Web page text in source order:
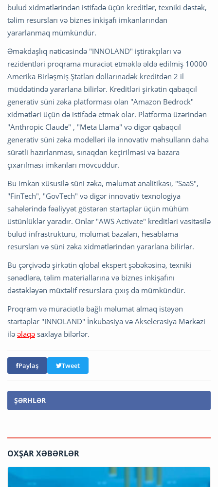
bulud xidmətlərindən istifadə üçün kreditlər, texniki dəstək,
təlim resursları və biznes inkişafı imkanlarından
yararlanmaq mümkündür.
Əməkdaşlıq nəticəsində "INNOLAND" iştirakçıları və
rezidentləri proqrama müraciət etməklə əldə edilmiş 10000
Amerika Birləşmiş Ştatları dollarınadək kreditdən 2 il
müddətində yararlana bilirlər. Kreditləri şirkətin qabaqcıl
generativ süni zəka platforması olan "Amazon Bedrock"
xidmətləri üçün də istifadə etmək olar. Platforma üzərindən
"Anthropic Claude" , "Meta Llama" və digər qabaqcıl
generativ süni zəka modelləri ilə innovativ məhsulların daha
sürətli hazırlanması, sınaqdan keçirilməsi və bazara
çıxarılması imkanları mövcuddur.
Bu imkan xüsusilə süni zəka, məlumat analitikası, "SaaS",
"FinTech", "GovTech" və digər innovativ texnologiya
sahələrində fəaliyyət göstərən startaplar üçün mühüm
üstünlüklər yaradır. Onlar "AWS Activate" kreditləri vasitəsilə
bulud infrastrukturu, məlumat bazaları, hesablama
resursları və süni zəka xidmətlərindən yararlana bilirlər.
Bu çərçivədə şirkətin qlobal ekspert şəbəkəsinə, texniki
sənədlərə, təlim materiallarına və biznes inkişafını
dəstəkləyən müxtəlif resurslara çıxış da mümkündür.
Proqram və müraciətlə bağlı məlumat almaq istəyən
startaplar "INNOLAND" İnkubasiya və Akselerasiya Mərkəzi
ilə əlaqə saxlaya bilərlər.
Paylaş Tweet
ŞƏRHLƏR
OXŞAR XƏBƏRLƏR